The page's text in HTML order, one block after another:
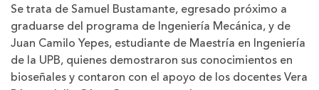
Se trata de Samuel Bustamante, egresado próximo a
graduarse del programa de Ingeniería Mecánica, y de
Juan Camilo Yepes, estudiante de Maestría en Ingeniería
de la UPB, quienes demostraron sus conocimientos en
bioseñales y contaron con el apoyo de los docentes Vera